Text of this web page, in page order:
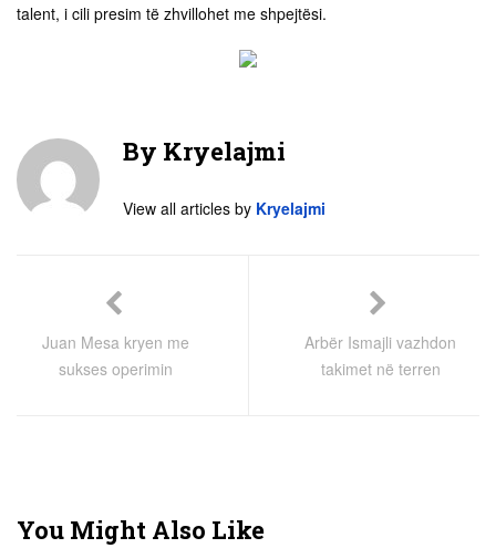
talent, i cili presim të zhvillohet me shpejtësi.
By Kryelajmi
View all articles by Kryelajmi
Juan Mesa kryen me
sukses operimin
Arbër Ismajli vazhdon
takimet në terren
You Might Also Like